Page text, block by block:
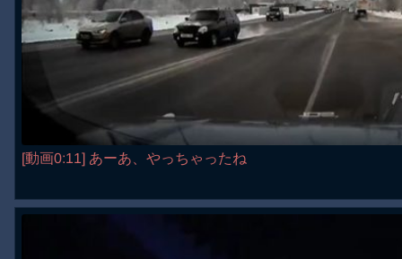
[動画0:11] あーあ、やっちゃったね